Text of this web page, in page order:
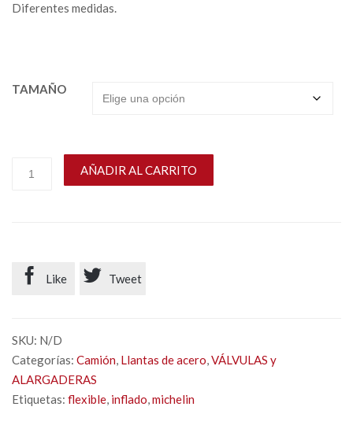
Diferentes medidas.
TAMAÑO
AÑADIR AL CARRITO
 Like  Tweet
SKU: N/D
Categorías: Camión, Llantas de acero,VÁLVULAS y
ALARGADERAS
Etiquetas: flexible, inflado,michelin